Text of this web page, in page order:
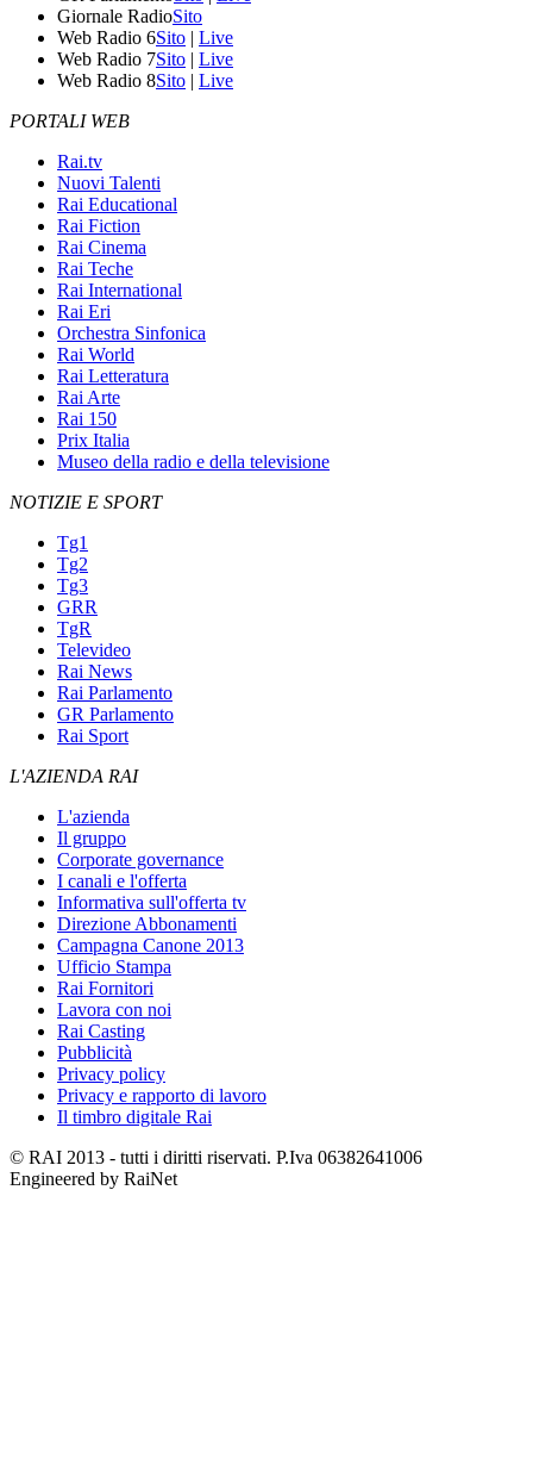
Giornale RadioSito
Web Radio 6Sito | Live
Web Radio 7Sito | Live
Web Radio 8Sito | Live
PORTALI WEB
Rai.tv
Nuovi Talenti
Rai Educational
Rai Fiction
Rai Cinema
Rai Teche
Rai International
Rai Eri
Orchestra Sinfonica
Rai World
Rai Letteratura
Rai Arte
Rai 150
Prix Italia
Museo della radio e della televisione
NOTIZIE E SPORT
Tg1
Tg2
Tg3
GRR
TgR
Televideo
Rai News
Rai Parlamento
GR Parlamento
Rai Sport
L'AZIENDA RAI
L'azienda
Il gruppo
Corporate governance
I canali e l'offerta
Informativa sull'offerta tv
Direzione Abbonamenti
Campagna Canone 2013
Ufficio Stampa
Rai Fornitori
Lavora con noi
Rai Casting
Pubblicità
Privacy policy
Privacy e rapporto di lavoro
Il timbro digitale Rai
© RAI 2013 - tutti i diritti riservati. P.Iva 06382641006
Engineered by RaiNet